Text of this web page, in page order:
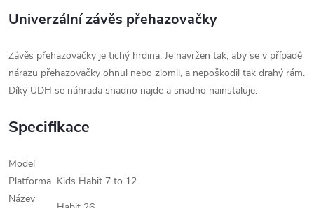
Univerzální závěs přehazovačky
Závěs přehazovačky je tichý hrdina. Je navržen tak, aby se v případě
nárazu přehazovačky ohnul nebo zlomil, a nepoškodil tak drahý rám.
Díky UDH se náhrada snadno najde a snadno nainstaluje.
Specifikace
Model
Platforma Kids Habit 7 to 12
Název